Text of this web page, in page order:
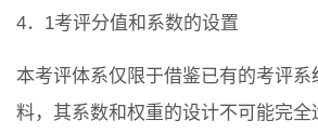
4．1考评分值和系数的设置
本考评体系仅限于借鉴已有的考评系
料，其系数和权重的设计不可能完